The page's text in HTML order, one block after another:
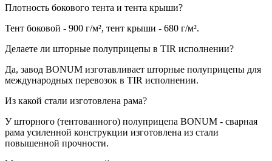
Плотность бокового тента и тента крыши?
Тент боковой - 900 г/м², тент крыши - 680 г/м².
Делаете ли шторные полуприцепы в TIR исполнении?
Да, завод BONUM изготавливает шторные полуприцепы для
международных перевозок в TIR исполнении.
Из какой стали изготовлена рама?
У шторного (тентованного) полуприцепа BONUM - сварная
рама усиленной конструкции изготовлена из стали
повышенной прочности.